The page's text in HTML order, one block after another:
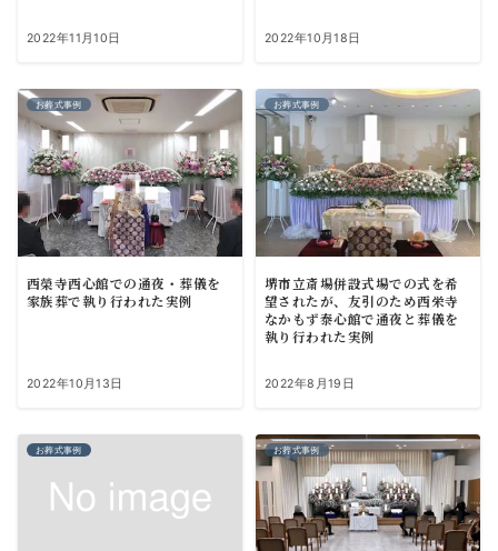
2022年11月10日 2022年10月18日
お葬式事例
西榮寺西心館での通夜・葬儀を
家族葬で執り行われた実例
2022年10月13日
お葬式事例
堺市立斎場併設式場での式を希
望されたが、友引のため西栄寺
なかもず泰心館で通夜と葬儀を
執り行われた実例
2022年8月19日
お葬式事例 お葬式事例